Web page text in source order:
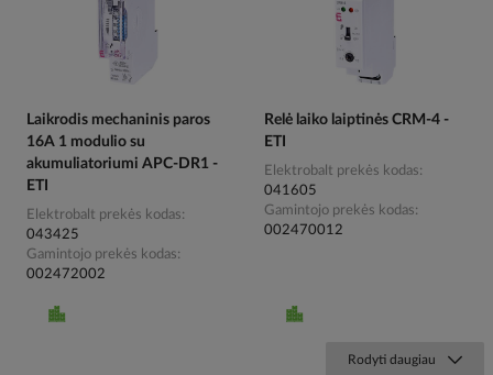
Laikrodis mechaninis paros
16A 1 modulio su
akumuliatoriumi APC-DR1 -
ETI
Elektrobalt prekės kodas
043425
Gamintojo prekės kodas
002472002
Relė laiko laiptinės CRM-4 -
ETI
Elektrobalt prekės kodas
041605
Gamintojo prekės kodas
002470012
Rodyti daugiau